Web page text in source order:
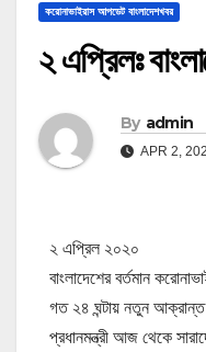
করোনাভাইরাস আপডেট বাংলাদেশখবর
২ এপ্রিলঃ
By admin
APR 2,
২ এপ্রিল ২০২০
বাংলাদেশের বর্তমান
গত ২৪ ঘন্টায় নতুন
প্রধানমন্ত্রী আজ থেকে